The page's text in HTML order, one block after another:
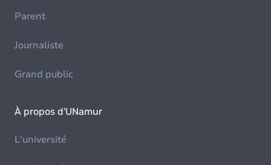
Parent
Journaliste
Grand public
À propos d'UNamur
L'université